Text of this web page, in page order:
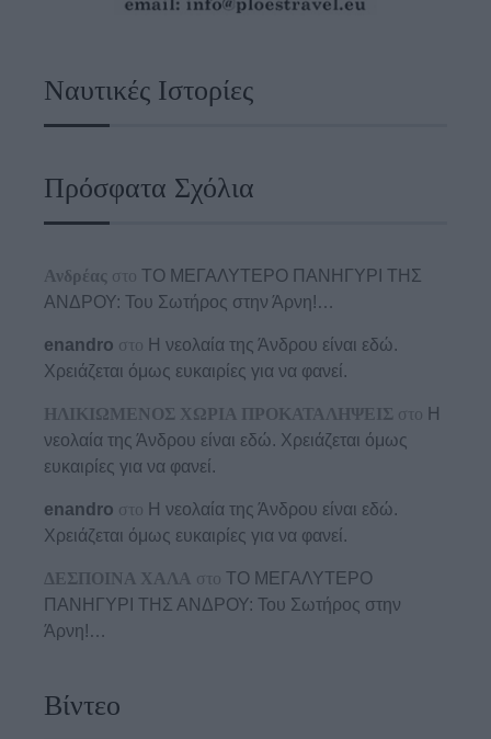
Ναυτικές Ιστορίες
Πρόσφατα Σχόλια
Ανδρέας στο ΤΟ ΜΕΓΑΛΥΤΕΡΟ ΠΑΝΗΓΥΡΙ ΤΗΣ
ΑΝΔΡΟΥ: Του Σωτήρος στην Άρνη!…
enandro στο Η νεολαία της Άνδρου είναι εδώ.
Χρειάζεται όμως ευκαιρίες για να φανεί.
ΗΛΙΚΙΩΜΕΝΟΣ ΧΩΡΙΑ ΠΡΟΚΑΤΑΛΗΨΕΙΣ στο Η
νεολαία της Άνδρου είναι εδώ. Χρειάζεται όμως
ευκαιρίες για να φανεί.
enandro στο Η νεολαία της Άνδρου είναι εδώ.
Χρειάζεται όμως ευκαιρίες για να φανεί.
ΔΕΣΠΟΙΝΑ ΧΑΛΑ στο ΤΟ ΜΕΓΑΛΥΤΕΡΟ
ΠΑΝΗΓΥΡΙ ΤΗΣ ΑΝΔΡΟΥ: Του Σωτήρος στην
Άρνη!…
Βίντεο